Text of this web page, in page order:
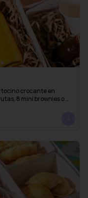
crocante en
8 mini brownies o